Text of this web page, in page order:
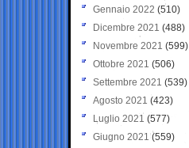
Gennaio 2022 (510)
Dicembre 2021 (488)
Novembre 2021 (599)
Ottobre 2021 (506)
Settembre 2021 (539)
Agosto 2021 (423)
Luglio 2021 (577)
Giugno 2021(559)